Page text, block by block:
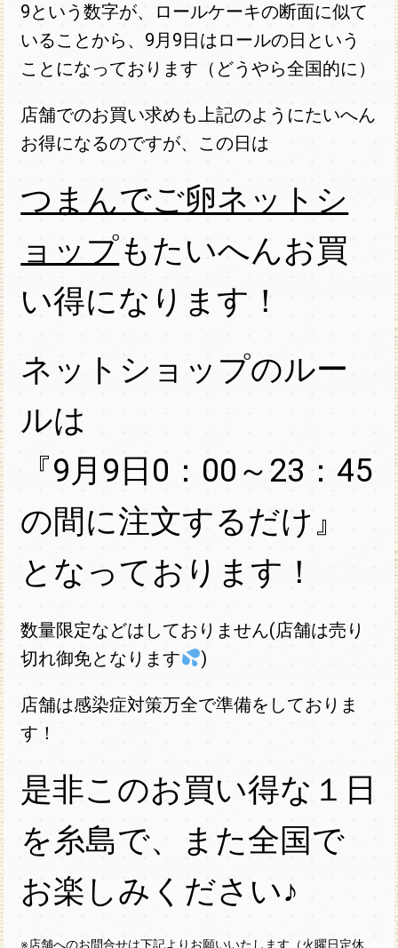
9という数字が、ロールケーキの断面に似て
いることから、9月9日はロールの日という
ことになっております（どうやら全国的に）
店舗でのお買い求めも上記のようにたいへん
お得になるのですが、この日は
つまんでご卵ネットシ
ョップもたいへんお買
い得になります！
ネットショップのルー
ルは
『9月9日0：00～23：45
の間に注文するだけ』
となっております！
数量限定などはしておりません(店舗は売り
切れ御免となります
)
店舗は感染症対策万全で準備をしておりま
す！
是非このお買い得な１日
を糸島で、また全国で
お楽しみください♪
※店舗へのお問合せは下記よりお願いいたします（火曜日定休